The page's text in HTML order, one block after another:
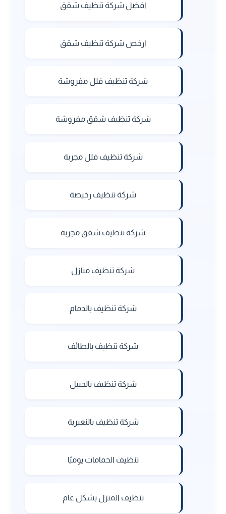
افضل شركة تنظيف شقق
ارخص شركة تنظيف شقق
شركة تنظيف فلل مفروشة
شركة تنظيف شقق مفروشة
شركة تنظيف فلل مجربة
شركة تنظيف رخيصة
شركة تنظيف شقق مجربة
شركة تنظيف منازل
شركة تنظيف بالدمام
شركة تنظيف بالطائف
شركة تنظيف بالجبيل
شركة تنظيف بالنعيرية
تنظيف الحمامات يوميًا
تنظيف المنزل بشكل عام